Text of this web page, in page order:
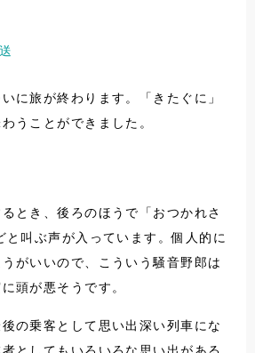
に旅が終わります。「きたぐに」
うことができました。
とき、後ろのほうで「おつかれさ
と叫ぶ声が入っています。個人的に
がいいので、こういう騒音野郎は
頭が悪そうです。
の乗客として思い出深い列車にな